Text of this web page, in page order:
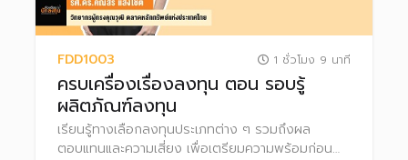
FDD1003 1 ชั่วโมง 9 นาที
ครบเครื่องเรื่องลงทุน ตอน รอบรู้
ผลิตภัณฑ์ลงทุน
เรียนรู้ทางเลือกลงทุนประเภทต่าง ๆ รวมถึงผล
ตอบแทนและความเสี่ยง เพื่อเตรียมความพร้อมก่อน